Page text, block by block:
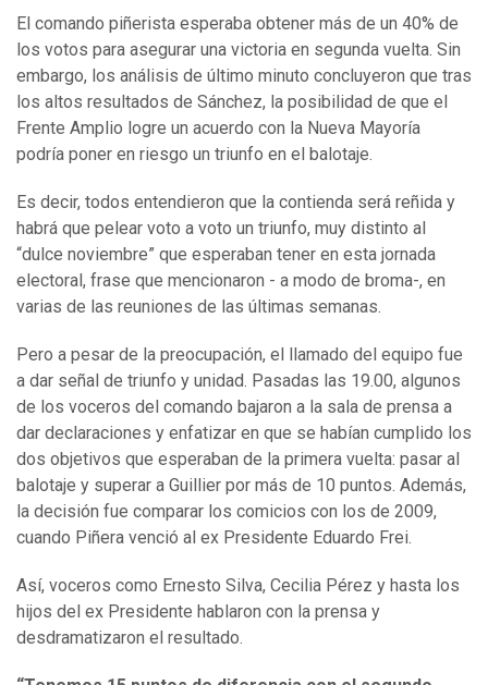
El comando piñerista esperaba obtener más de un 40% de
los votos para asegurar una victoria en segunda vuelta. Sin
embargo, los análisis de último minuto concluyeron que tras
los altos resultados de Sánchez, la posibilidad de que el
Frente Amplio logre un acuerdo con la Nueva Mayoría
podría poner en riesgo un triunfo en el balotaje.
Es decir, todos entendieron que la contienda será reñida y
habrá que pelear voto a voto un triunfo, muy distinto al
“dulce noviembre” que esperaban tener en esta jornada
electoral, frase que mencionaron - a modo de broma-, en
varias de las reuniones de las últimas semanas.
Pero a pesar de la preocupación, el llamado del equipo fue
a dar señal de triunfo y unidad. Pasadas las 19.00, algunos
de los voceros del comando bajaron a la sala de prensa a
dar declaraciones y enfatizar en que se habían cumplido los
dos objetivos que esperaban de la primera vuelta: pasar al
balotaje y superar a Guillier por más de 10 puntos. Además,
la decisión fue comparar los comicios con los de 2009,
cuando Piñera venció al ex Presidente Eduardo Frei.
Así, voceros como Ernesto Silva, Cecilia Pérez y hasta los
hijos del ex Presidente hablaron con la prensa y
desdramatizaron el resultado.